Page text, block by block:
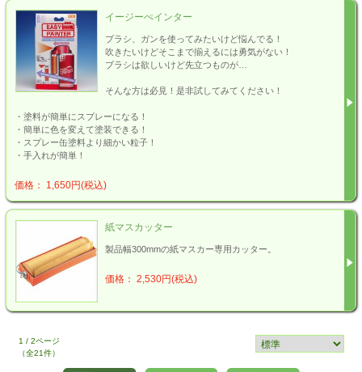
イージーぺインター
ブラシ、ガンを使ってみたいけど悩んでる！
吹きたいけどそこまで揃えるには勇気がない！
ブラシは欲しいけど先立つものが…
そんな方は必見！是非試してみてください！
・塗料が簡単にスプレーになる！
・簡単に色を変えて塗装できる！
・スプレー缶塗料より細かい粒子！
・手入れが簡単！
価格： 1,650円(税込)
紙マスカッター
製品幅300mmの紙マスカー専用カッター。
価格： 2,530円(税込)
1 / 2ページ
（全21件）